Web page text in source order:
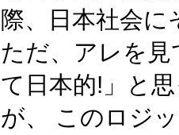
際、日本社会
ただ、アレを
て日本的!」と
が、 このロジ